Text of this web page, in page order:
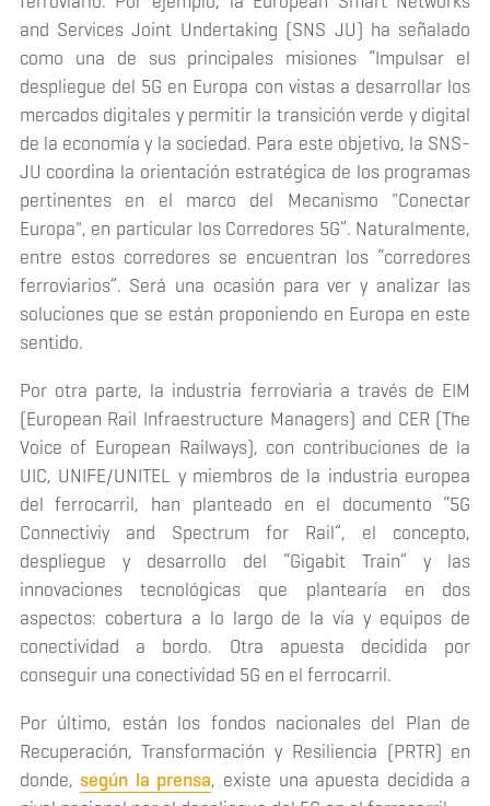
and Services Joint Undertaking (SNS JU) ha señalado
como una de sus principales misiones “Impulsar el
despliegue del 5G en Europa con vistas a desarrollar los
mercados digitales y permitir la transición verde y digital
de la economía y la sociedad. Para este objetivo, la SNS-
JU coordina la orientación estratégica de los programas
pertinentes en el marco del Mecanismo "Conectar
Europa", en particular los Corredores 5G”. Naturalmente,
entre estos corredores se encuentran los “corredores
ferroviarios”. Será una ocasión para ver y analizar las
soluciones que se están proponiendo en Europa en este
sentido.
Por otra parte, la industria ferroviaria a través de EIM
(European Rail Infraestructure Managers) and CER (The
Voice of European Railways), con contribuciones de la
UIC, UNIFE/UNITEL y miembros de la industria europea
del ferrocarril, han planteado en el documento “5G
Connectiviy and Spectrum for Rail”, el concepto,
despliegue y desarrollo del “Gigabit Train” y las
innovaciones tecnológicas que plantearía en dos
aspectos: cobertura a lo largo de la vía y equipos de
conectividad a bordo. Otra apuesta decidida por
conseguir una conectividad 5G en el ferrocarril.
Por último, están los fondos nacionales del Plan de
Recuperación, Transformación y Resiliencia (PRTR) en
donde,según la prensa, existe una apuesta decidida a